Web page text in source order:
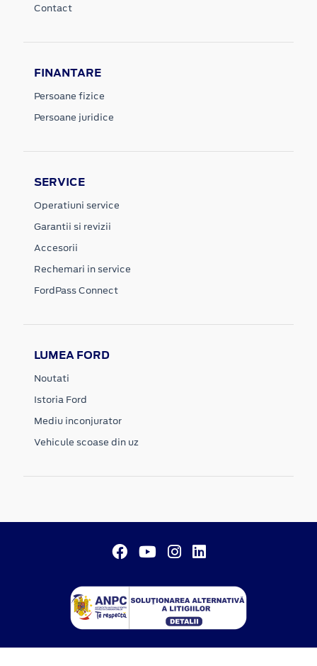
Contact
FINANTARE
Persoane fizice
Persoane juridice
SERVICE
Operatiuni service
Garantii si revizii
Accesorii
Rechemari in service
FordPass Connect
LUMEA FORD
Noutati
Istoria Ford
Mediu inconjurator
Vehicule scoase din uz